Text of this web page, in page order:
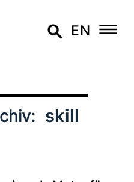
EN
skill